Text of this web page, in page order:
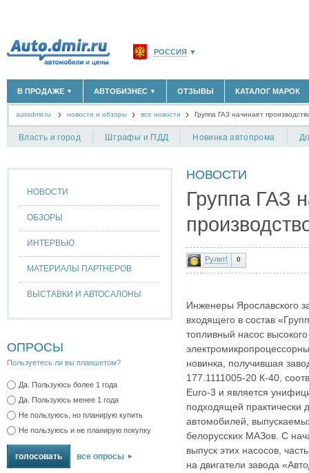
РОССИЯ ▼
САНКТ-ПЕТЕРБУРГ И ОБЛАСТЬ(14298)
КРАСНОДАРСКИЙ КРАЙ(5619)
КРЫМ РЕСПУБЛИКА(412)
В ПРОДАЖЕ ▼
НОВЫЕ АВТОМОБИЛИ(30122)
АВТОМОБИЛИ С ПРОБЕГОМ
АВТОБИЗНЕС ▼
ОФИЦИАЛЬНЫЕ ДИЛЕРЫ(1347)
ТАКСИ(278)
+ ДОБАВИТЬ КОМПАНИЮ
ОТЗЫВЫ КАТАЛОГ МАРОК
autodmir.ru новости и обзоры все новости Группа ГАЗ начинает
Власть и город Штрафы и ПДД Новинка автопрома
НОВОСТИ
ОБЗОРЫ
ИНТЕРВЬЮ
МАТЕРИАЛЫ ПАРТНЕРОВ
ВЫСТАВКИ И АВТОСАЛОНЫ
ОПРОСЫ
Пользуетесь ли вы планшетом?
Да. Пользуюсь более 1 года
Да. Пользуюсь менее 1 года
Не пользуюсь, но планирую купить
Не пользуюсь и не планирую покупку
все опросы
НОВОСТИ
Группа ГАЗ
Рулит! 0
Инженеры Ярославского
входящего в состав
топливный насос
новинка, получившая
177.1111005‑20 К-40,
Euro-3 и является
подходящей практически
автомобилей,
белорусских МАЗов. С
выпуск этих насосов,
на двигатели завода